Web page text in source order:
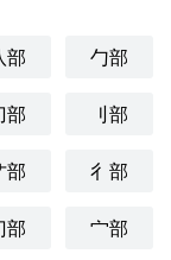
部 勹部
部 刂部
部 彳部
部 宀部